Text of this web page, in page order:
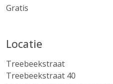
Gratis
Locatie
Treebeekstraat
Treebeekstraat 40